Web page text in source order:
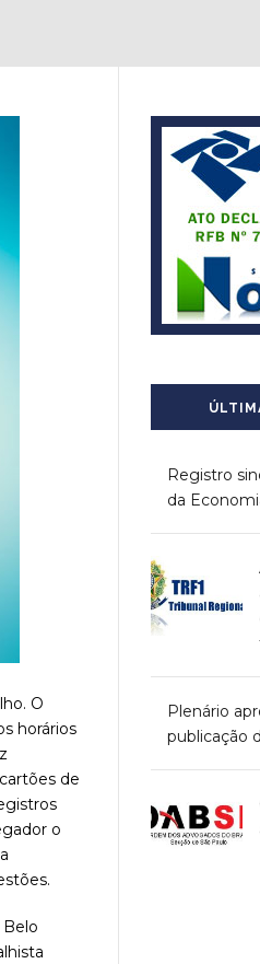
O
horários
de
o
Belo
Registro
da
Plenário
publicação